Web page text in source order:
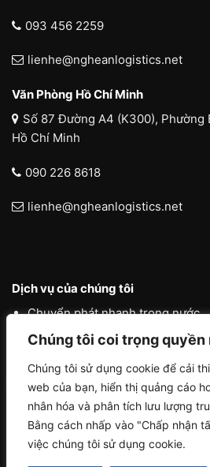
Chúng tôi coi trọng quyền
Chúng tôi sử dụng cookie để cải
web của bạn, hiển thị quảng cáo
nhân hóa và phân tích lưu lượng
Bằng cách nhấp vào "Chấp nhận
việc chúng tôi sử dụng cookie.
093 456 2259
lienhe@ngheanlogistics.net
Văn Phòng Hồ Chí Minh
Số 87 Đường A4 (K300), Phường
Hồ Chí Minh
090 226 8618
lienhe@ngheanlogistics.net
Dịch vụ của chúng tôi
Chuyển phát nhanh trong nước
Chuyển phát nhanh quốc tế
Liên vận quốc tế
Logistics vận tải nội địa